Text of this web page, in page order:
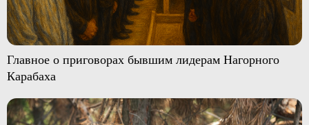
Главное о приговорах бывшим лидерам Нагорного
Карабаха